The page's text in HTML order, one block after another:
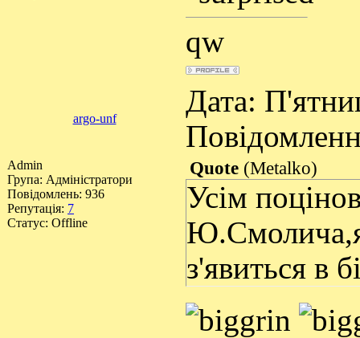
qw
argo-unf
Дата:
Admin
Група: Адміністратори
Повідомлень: 936
Репутація: 7
Статус: Offline
Quote (Metalko)
Усім
з'явиться в